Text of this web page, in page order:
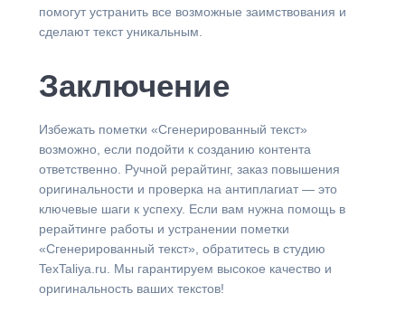
помогут устранить все возможные заимствования и
сделают текст уникальным.
Заключение
Избежать пометки «Сгенерированный текст»
возможно, если подойти к созданию контента
ответственно. Ручной рерайтинг, заказ повышения
оригинальности и проверка на антиплагиат — это
ключевые шаги к успеху. Если вам нужна помощь в
рерайтинге работы и устранении пометки
«Сгенерированный текст», обратитесь в студию
TexTaliya.ru. Мы гарантируем высокое качество и
оригинальность ваших текстов!